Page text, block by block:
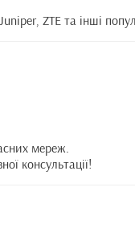
ZTE та інші
мереж.
консультації!